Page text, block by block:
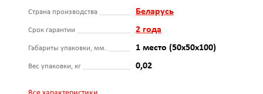
Страна производства Беларусь
Срок гарантии 2 года
Габариты упаковки, мм. 1 место (50x50x100)
Вес упаковки, кг 0,02